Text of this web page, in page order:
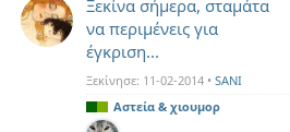
Ξεκίνα σήμερα, σταμάτα
να περιμένεις για
έγκριση...
Ξεκίνησε: 11-02-2014 • SANI
Αστεία & χιουμορ